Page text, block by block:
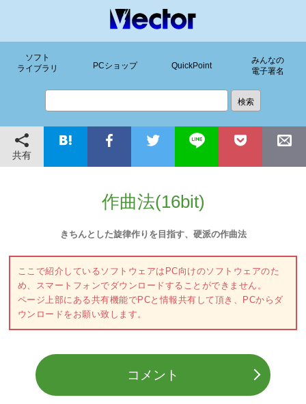
ソフト
ライブラリ
PCショップ QuickPoint
みんなの
電子署名
共有
作曲法(16bit)
きちんとした旋律作りを目指す、硬派の作曲法
ここで紹介しているソフトウェアはPC向けのソフトウェアのた
め、スマートフォンでダウンロードすることができません。
ページ上部にある共有機能でPCと情報共有して頂き、PCからダ
ウンロードをお願い致します。
コメント